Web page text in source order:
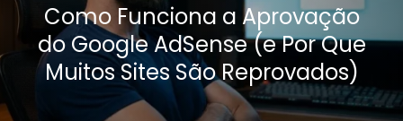
Como Funciona a Aprovação
do Google AdSense (e Por Que
Muitos Sites São Reprovados)